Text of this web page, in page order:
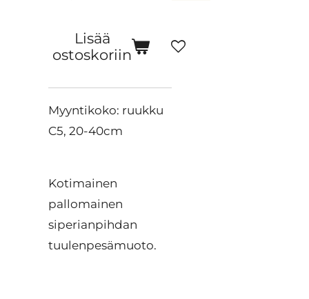
Lisää
ostoskoriin
Myyntikoko: ruukku
C5, 20-40cm
Kotimainen
pallomainen
siperianpihdan
tuulenpesämuoto.